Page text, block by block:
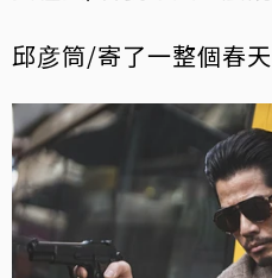
邱彦筒/寄了一整個春天